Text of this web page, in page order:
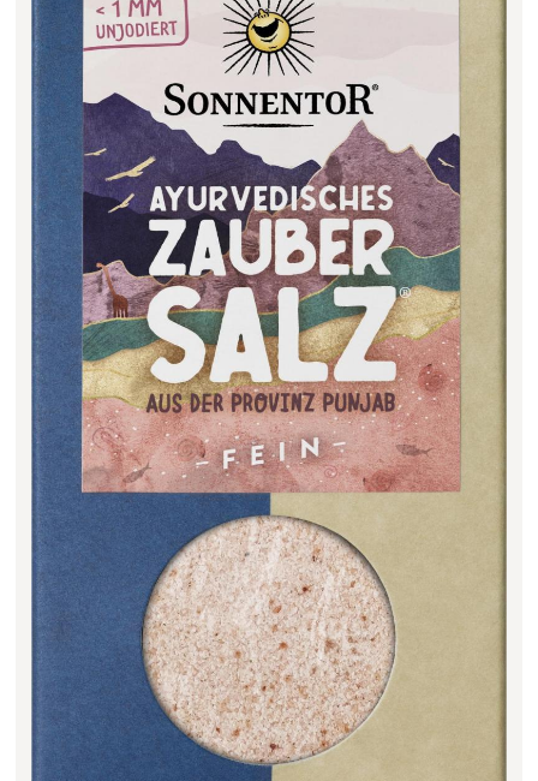
Hofladen Hoffelner
Kuglbauer - Familie Bischof
La Toscana Anita Wolf e.U. Detail
Söllradls Naturkostladen Detail
Stiftsgärtnerei Detail
Weinkellerei Stift
Kremsmünster
Detail
Wildkraut Detail
KATEGORIE
Filter zurücksetzen